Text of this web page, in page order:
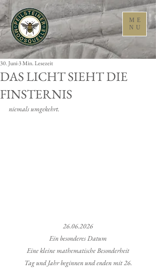
ME
NU
DAS LICHT SIEHT DIE
FINSTERNIS
30. Juni3 Min. Lesezeit
niemals umgekehrt.
26.06.2026
Ein besonderes Datum
Eine kleine mathematische Besonderheit
Tag und Jahr beginnen und enden mit 26.